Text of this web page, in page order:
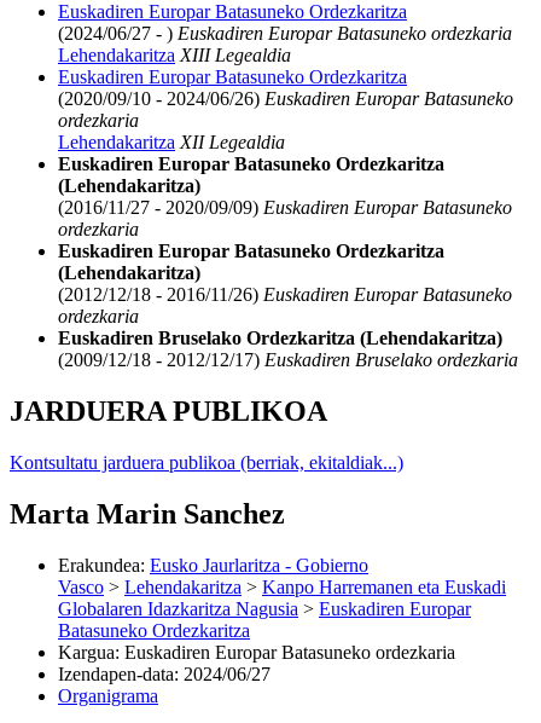
Euskadiren Europar Batasuneko Ordezkaritza
(2024/06/27 - ) Euskadiren Europar Batasuneko ordezkaria
Lehendakaritza XIII Legealdia
Euskadiren Europar Batasuneko Ordezkaritza
(2020/09/10 - 2024/06/26) Euskadiren Europar Batasuneko
ordezkaria
Lehendakaritza XII Legealdia
Euskadiren Europar Batasuneko Ordezkaritza
(Lehendakaritza)
(2016/11/27 - 2020/09/09) Euskadiren Europar Batasuneko
ordezkaria
Euskadiren Europar Batasuneko Ordezkaritza
(Lehendakaritza)
(2012/12/18 - 2016/11/26) Euskadiren Europar Batasuneko
ordezkaria
Euskadiren Bruselako Ordezkaritza (Lehendakaritza)
(2009/12/18 - 2012/12/17) Euskadiren Bruselako ordezkaria
JARDUERA PUBLIKOA
Kontsultatu jarduera publikoa (berriak, ekitaldiak...)
Marta Marin Sanchez
Erakundea: Eusko Jaurlaritza - Gobierno
Vasco > Lehendakaritza > Kanpo Harremanen eta Euskadi
Globalaren Idazkaritza Nagusia > Euskadiren Europar
Batasuneko Ordezkaritza
Kargua: Euskadiren Europar Batasuneko ordezkaria
Izendapen-data: 2024/06/27
Organigrama